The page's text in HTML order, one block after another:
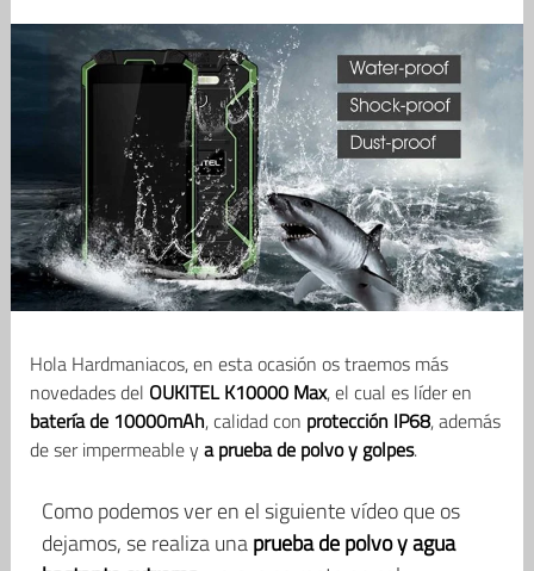
Hola Hardmaniacos, en esta ocasión os traemos más
novedades del OUKITEL K10000 Max, el cual es líder en
batería de 10000mAh, calidad con protección IP68, además
de ser impermeable y a prueba de polvo y golpes.
Como podemos ver en el siguiente vídeo que os
dejamos, se realiza unaprueba de polvo y agua